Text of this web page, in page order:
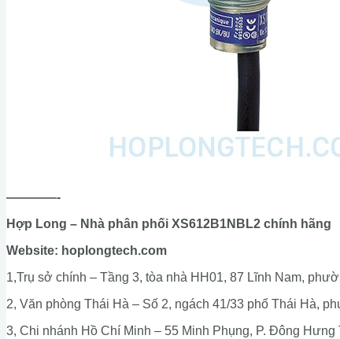
————-
Hợp Long – Nhà phân phối XS612B1NBL2 chính hãng
Website: hoplongtech.com
1,Trụ sở chính – Tầng 3, tòa nhà HH01, 87 Lĩnh Nam,
2, Văn phòng Thái Hà – Số 2, ngách 41/33 phố Thái Hà,
3, Chi nhánh Hồ Chí Minh – 55 Minh Phụng, P. Đông Hưng